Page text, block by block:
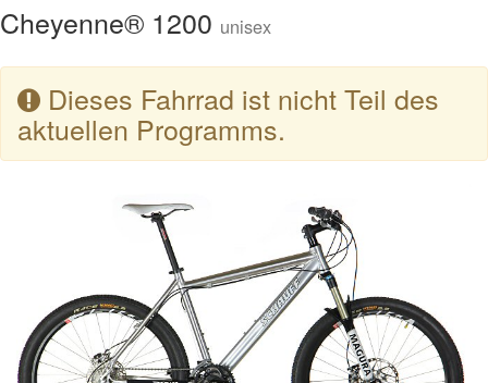
Cheyenne® 1200 unisex
Dieses Fahrrad ist nicht Teil des
aktuellen Programms.